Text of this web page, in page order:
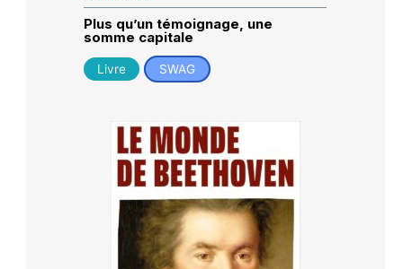
Plus qu’un témoignage, une
somme capitale
Livre SWAG